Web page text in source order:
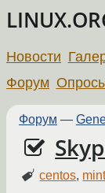
Новости
Форум
Форум —
centos,